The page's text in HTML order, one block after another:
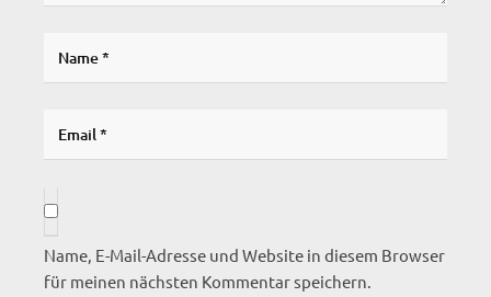
Name, E-Mail-Adresse und Website in diesem Browser
für meinen nächsten Kommentar speichern.